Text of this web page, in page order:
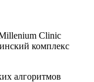
Clinic
комплекс
алгоритмов